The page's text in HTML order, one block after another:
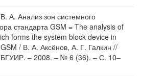
А. Анализ зон системного
стандарта GSM = The analysis of
forms the system block device in
/ В. А. Аксёнов, А. Г. Галкин //
– 2008. – № 6 (36). – С. 10–